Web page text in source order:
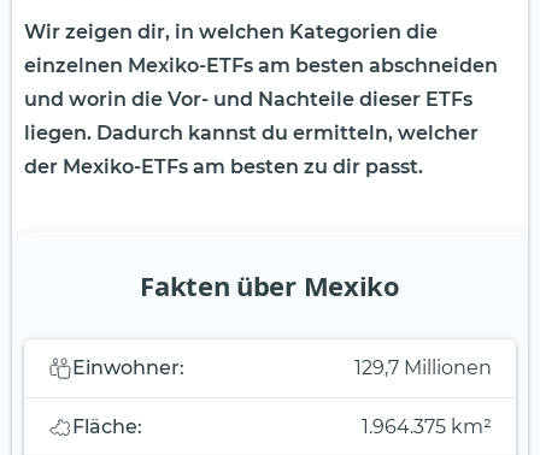
Wir zeigen dir, in welchen Kategorien die
einzelnen Mexiko-ETFs am besten abschneiden
und worin die Vor- und Nachteile dieser ETFs
liegen. Dadurch kannst du ermitteln, welcher
der Mexiko-ETFs am besten zu dir passt.
Fakten über Mexiko
Einwohner: 129,7 Millionen
Fläche: 1.964.375 km²